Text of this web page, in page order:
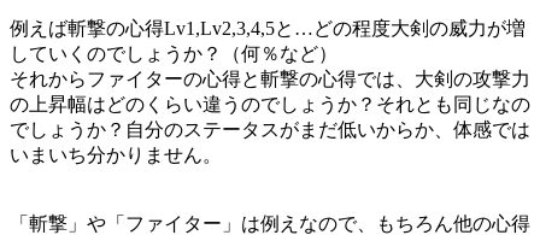
例えば斬撃の心得Lv1,Lv2,3,4,5と…どの程度大剣の威力が増
していくのでしょうか？（何％など）
それからファイターの心得と斬撃の心得では、大剣の攻撃力
の上昇幅はどのくらい違うのでしょうか？それとも同じなの
でしょうか？自分のステータスがまだ低いからか、体感では
いまいち分かりません。
「斬撃」や「ファイター」は例えなので、もちろん他の心得